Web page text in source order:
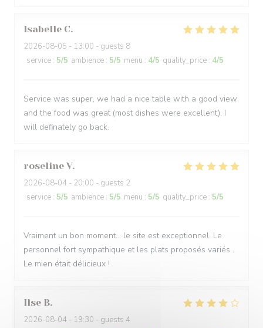
Isabelle C
2026-08-05 - 13:00 - guests 8
service : 5/5 ambience : 5/5 menu : 4/5 quality_price : 4/5
Service was super, we had a nice table with a good view
and the food was great (most dishes were excellent). I
will definately go back.
roseline V
2026-08-04 - 20:00 - guests 2
service : 5/5 ambience : 5/5 menu : 5/5 quality_price : 5/5
Vraiment un bon moment… le site est exceptionnel. Le
personnel fort sympathique et les plats proposés variés .
Le mien était délicieux !
Ilse B
2026-08-04 - 19:30 - guests 4